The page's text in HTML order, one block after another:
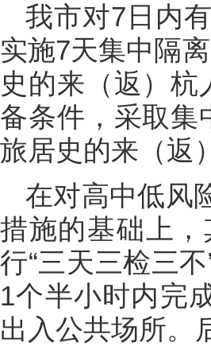
我市对7日内
实施7天集中隔
史的来（返）
备条件，采取集
旅居史的来（返
在对高中低风
措施的基础上
行“三天三检三
1个半小时内完
出入公共场所。